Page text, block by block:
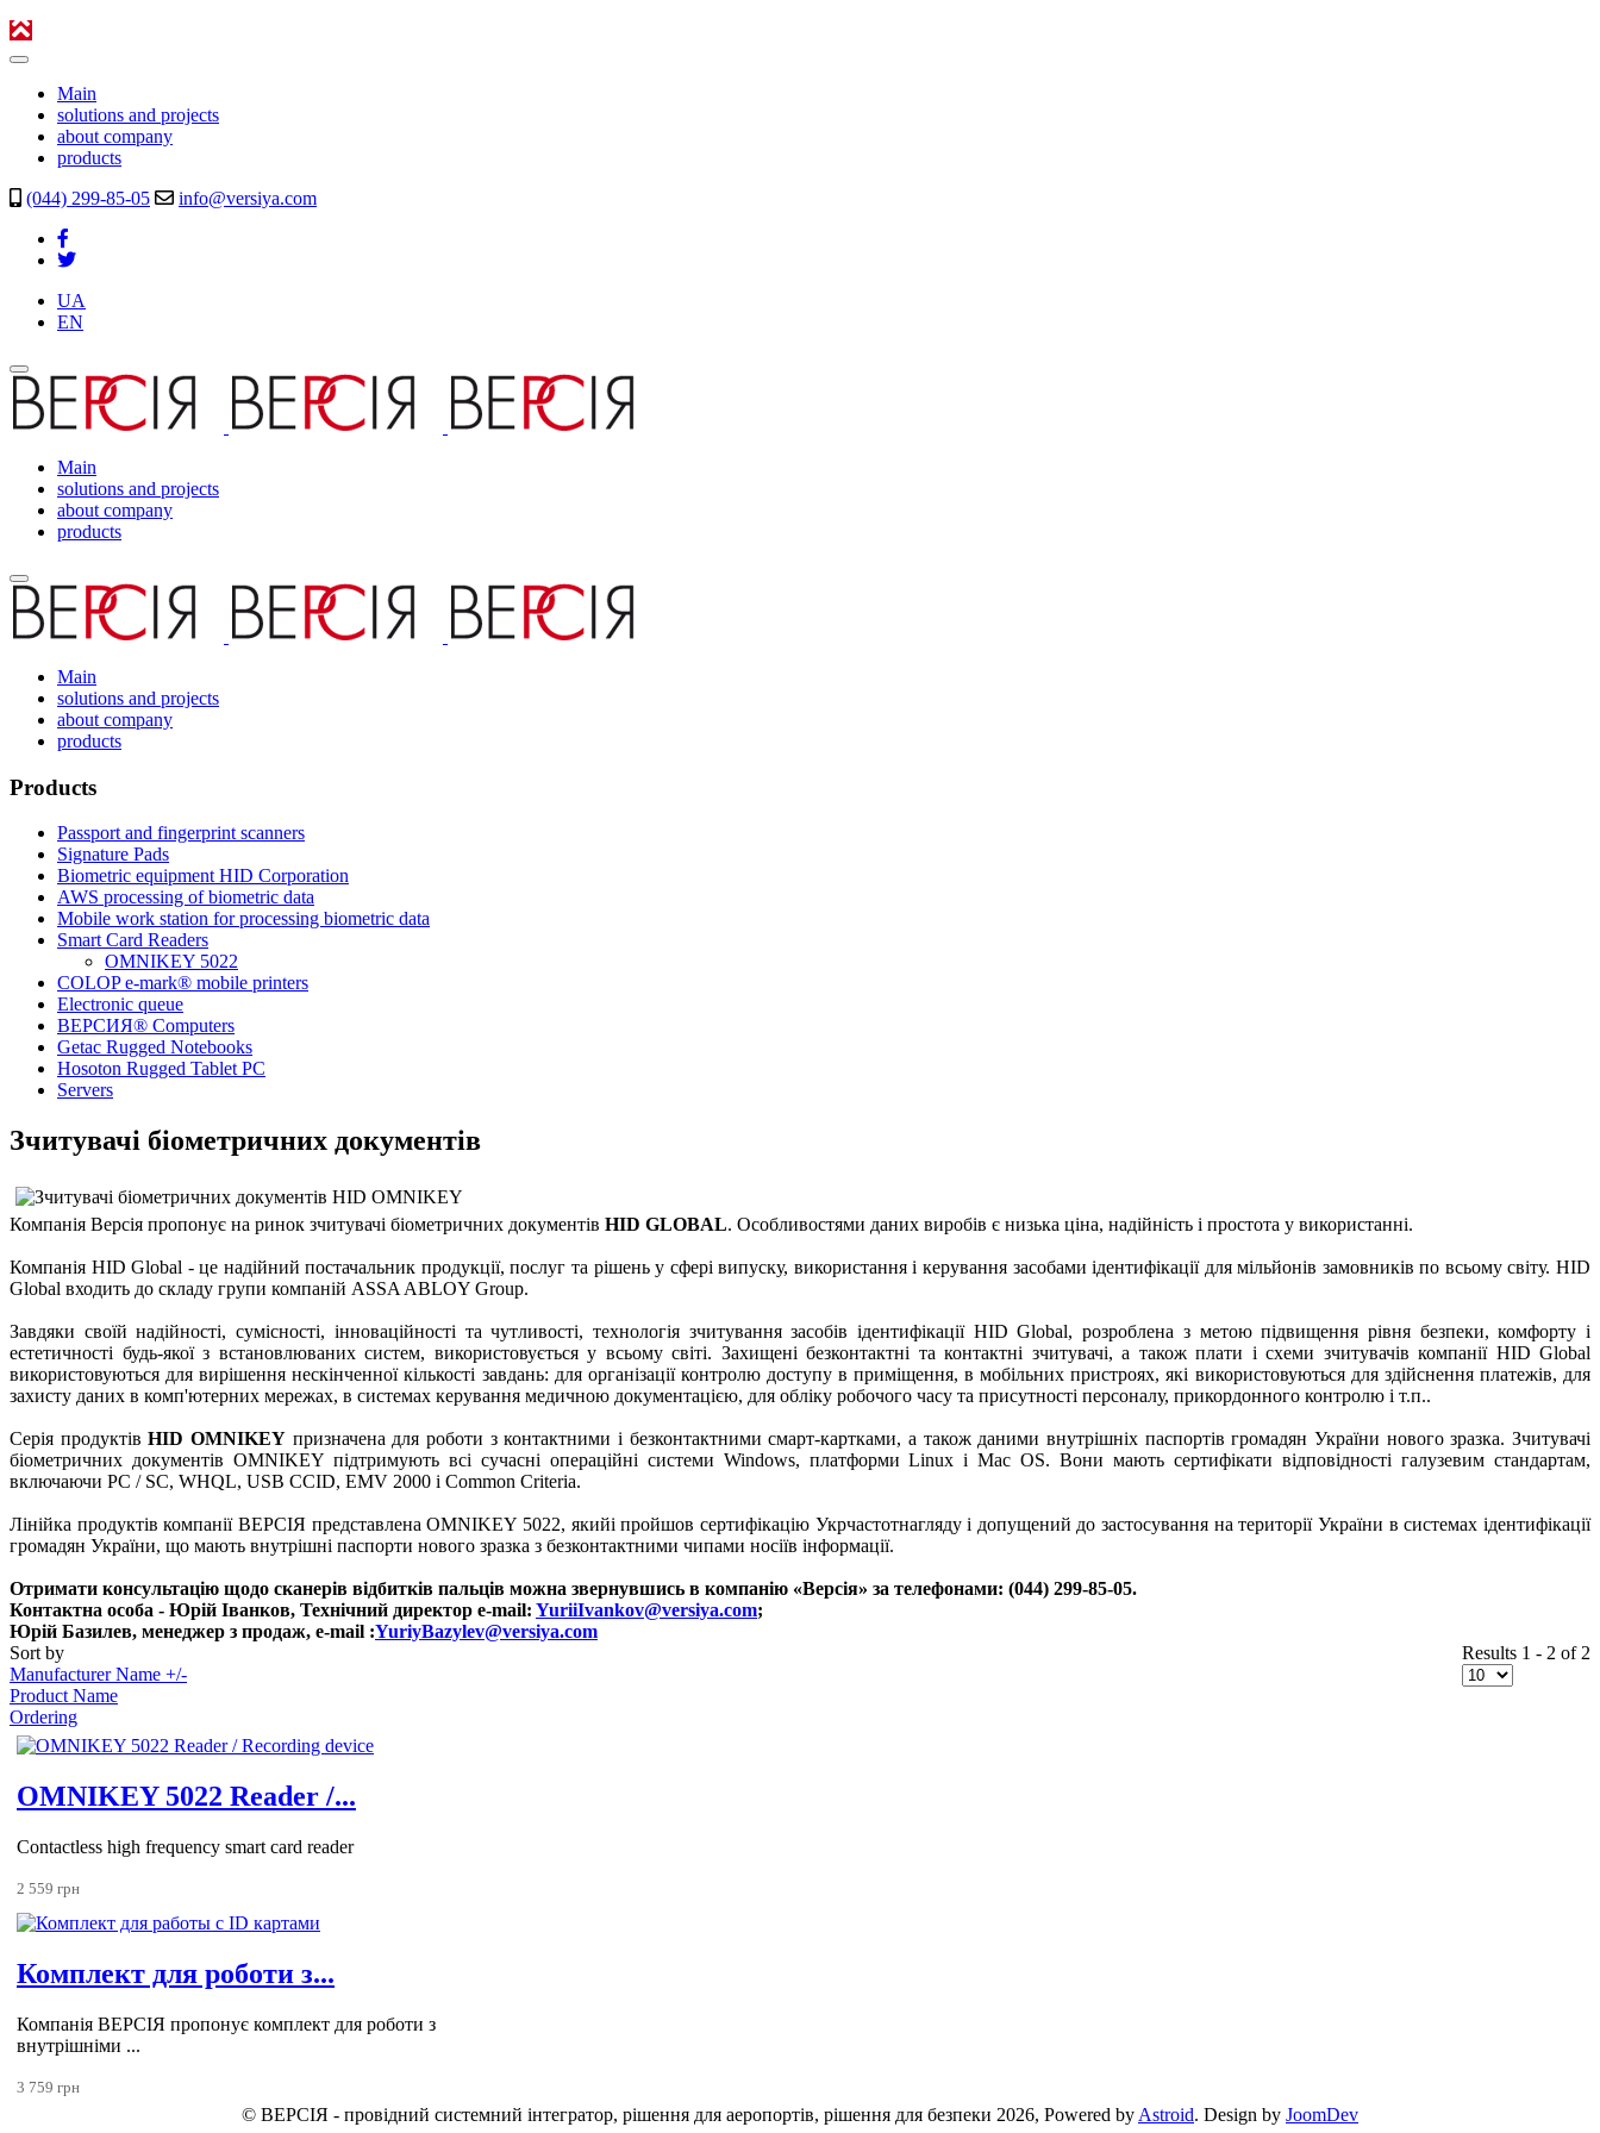
Main
solutions and projects
about company
products
(044) 299-85-05
info@versiya.com
UA
EN
Main
solutions and projects
about company
products
Main
solutions and projects
about company
products
Products
Passport and fingerprint scanners
Signature Pads
Biometric equipment HID Corporation
AWS processing of biometric data
Mobile work station for processing biometric data
Smart Card Readers
OMNIKEY 5022
COLOP e-mark® mobile printers
Electronic queue
ВЕРСИЯ® Computers
Getac Rugged Notebooks
Hosoton Rugged Tablet PC
Servers
Зчитувачі біометричних документів
Компанія Версія пропонує на ринок зчитувачі біометричних документів HID GLOBAL. Особливостями даних виробів є низька ціна, надійність і простота у використанні.
Компанія HID Global - це надійний постачальник продукції, послуг та рішень у сфері випуску, використання і керування засобами ідентифікації для мільйонів замовників по всьому світу. HID
Global входить до складу групи компаній ASSA ABLOY Group.
Завдяки своїй надійності, сумісності, інноваційності та чутливості, технологія зчитування засобів ідентифікації HID Global, розроблена з метою підвищення рівня безпеки, комфорту і
естетичності будь-якої з встановлюваних систем, використовується у всьому світі. Захищені безконтактні та контактні зчитувачі, а також плати і схеми зчитувачів компанії HID Global
використовуються для вирішення нескінченної кількості завдань: для організації контролю доступу в приміщення, в мобільних пристроях, які використовуються для здійснення платежів, для
захисту даних в комп'ютерних мережах, в системах керування медичною документацією, для обліку робочого часу та присутності персоналу, прикордонного контролю і т.п..
Cерія продуктівHID OMNIKEY призначена для роботи з контактними і безконтактними смарт-картками, а також даними внутрішніх паспортів громадян України нового зразка. Зчитувачі
біометричних документів OMNIKEY підтримують всі сучасні операційні системи Windows, платформи Linux і Mac OS. Вони мають сертифікати відповідності галузевим стандартам,
включаючи PC / SC, WHQL, USB CCID, EMV 2000 і Common Criteria.
Лінійка продуктів компанії ВЕРСІЯ представлена OMNIKEY 5022, якийі пройшов сертифікацію Укрчастотнагляду і допущений до застосування на території України в системах ідентифікації
громадян України, що мають внутрішні паспорти нового зразка з безконтактними чипами носіїв інформації.
Отримати консультацію щодо сканерів відбитків пальців можна звернувшись в компанію «Версія» за телефонами: (044) 299-85-05.
Контактна особа - Юрій Іванков, Технічний директор e-mail: YuriiIvankov@versiya.com;
Юрій Базилев, менеджер з продаж, e-mail :YuriyBazylev@versiya.com
Sort by
Manufacturer Name +/-
Product Name
Ordering
Results 1 - 2 of 2
OMNIKEY 5022 Reader /...
Contactless high frequency smart card reader
2 559 грн
Комплект для роботи з...
Компанія ВЕРСІЯ пропонує комплект для роботи з
внутрішніми ...
3 759 грн
© ВЕРСІЯ - провідний системний інтегратор, рішення для аеропортів, рішення для безпеки 2026, Powered by Astroid. Design by JoomDev